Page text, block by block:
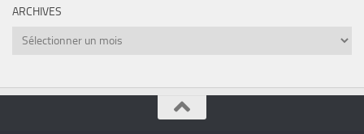
ARCHIVES
Archives